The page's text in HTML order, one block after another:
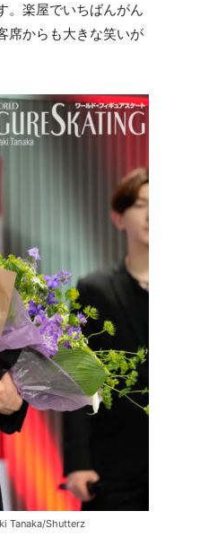
。楽屋でいちばんがん
席からも大きな笑いが
Tanaka/Shutterz